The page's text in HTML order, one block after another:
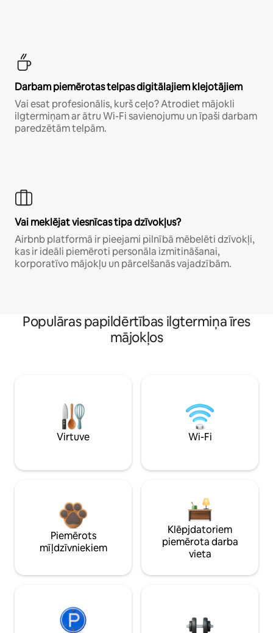
Darbam piemērotas telpas digitālajiem klejotājiem
Vai esat profesionālis, kurš ceļo? Atrodiet mājokli
ilgtermiņam ar ātru Wi-Fi savienojumu un īpaši darbam
paredzētām telpām.
Vai meklējat viesnīcas tipa dzīvokļus?
Airbnb platformā ir pieejami pilnībā mēbelēti dzīvokļi,
kas ir ideāli piemēroti personāla izmitināšanai,
korporatīvo mājokļu un pārcelšanās vajadzībām.
Populāras papildērtības ilgtermiņa īres
mājokļos
Virtuve Wi-Fi
Piemērots
mīļdzīvniekiem
Klēpjdatoriem
piemērota darba
vieta